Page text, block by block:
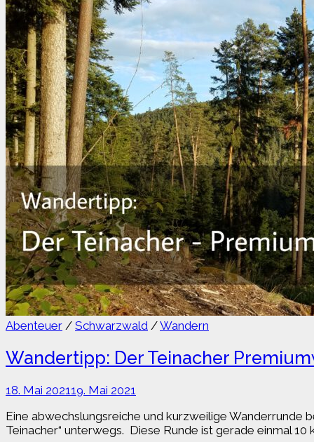
Abenteuer / Schwarzwald /Wandern
Wandertipp: Der Teinacher
18. Mai 202119. Mai 2021
Eine abwechslungsreiche und kurzweilige Wanderrunde
Teinacher“ unterwegs. Diese Runde ist gerade einmal